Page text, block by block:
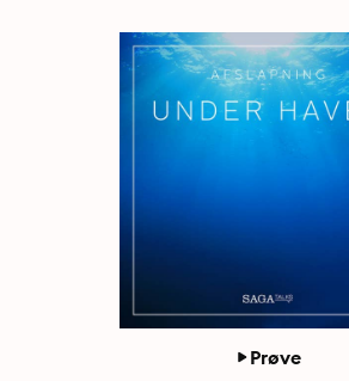
Prøve